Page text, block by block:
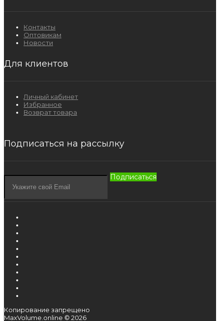
Контакты
Оптовикам
Новости
Для клиентов
Личный кабинет
Избранное
Возврат товара
Подписаться на рассылку
Подписаться
Копирование запрещено
MaxVolume.online © 2026